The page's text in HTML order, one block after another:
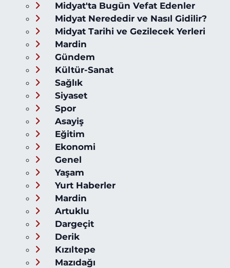
Midyat'ta Bugün Vefat Edenler
Midyat Nerededir ve Nasıl Gidilir?
Midyat Tarihi ve Gezilecek Yerleri
Mardin
Gündem
Kültür-Sanat
Sağlık
Siyaset
Spor
Asayiş
Eğitim
Ekonomi
Genel
Yaşam
Yurt Haberler
Mardin
Artuklu
Dargeçit
Derik
Kızıltepe
Mazıdağı